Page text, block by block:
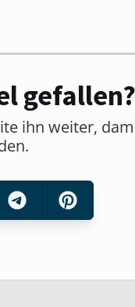
gefallen?
ihn weiter,